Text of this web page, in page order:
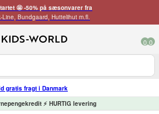
🤩 -50% på sæsonvarer fra
Line, Bundgaard, Huttelihut m.fl.
0 0
gratis fragt i Danmark
⚡ HURTIG levering